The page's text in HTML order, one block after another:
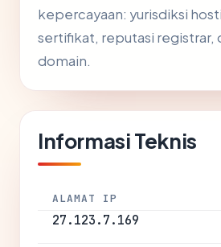
kepercayaan: yurisdiksi
sertifikat, reputasi registrar,
domain.
Informasi Teknis
ALAMAT IP
27.123.7.169